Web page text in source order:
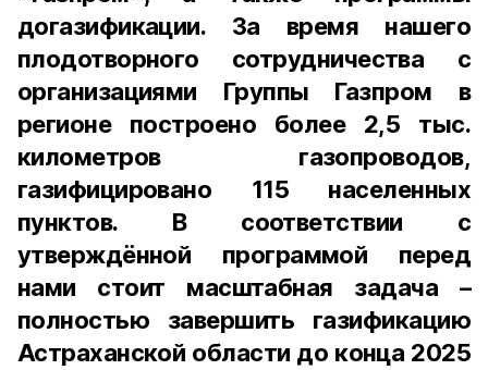
догазификации. За время нашего
плодотворного сотрудничества с
организациями Группы Газпром в
регионе построено более 2,5 тыс.
километров газопроводов,
газифицировано 115 населенных
пунктов. В соответствии с
утверждённой программой перед
нами стоит масштабная задача –
полностью завершить газификацию
Астраханской области до конца 2025